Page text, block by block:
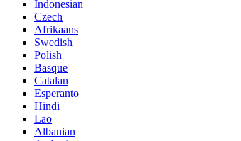
Indonesian
Czech
Afrikaans
Swedish
Polish
Basque
Catalan
Esperanto
Hindi
Lao
Albanian